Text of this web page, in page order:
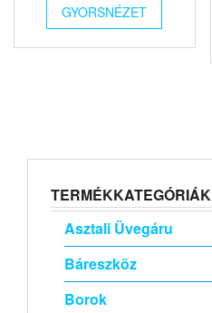
GYORSNÉZET
TERMÉKKATEGÓRIÁK
Asztali Üvegáru
Báreszköz
Borok